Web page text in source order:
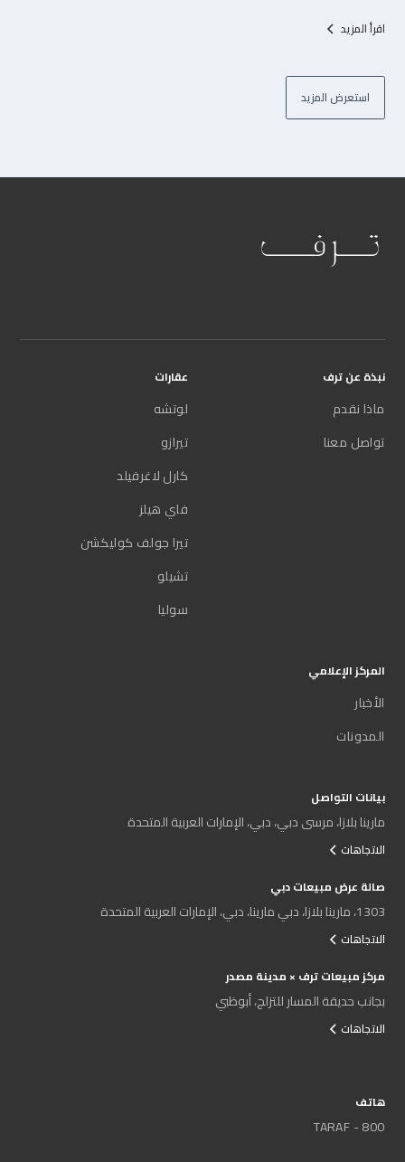
اقرأ المزيد
استعرض المزيد
نبذة عن ترف
ماذا نقدم
تواصل معنا
عقارات
لوتشه
تيرازو
كارل لاغرفيلد
فاي هيلز
تيرا جولف كوليكشن
تشيلو
سوليا
المركز الإعلامي
الأخبار
المدونات
بيانات التواصل
مارينا بلازا، مرسى دبي، دبي، الإمارات العربية المتحدة
الاتجاهات
صالة عرض مبيعات دبي
1303، مارينا بلازا، دبي مارينا، دبي، الإمارات العربية المتحدة
الاتجاهات
مركز مبيعات ترف × مدينة مصدر
بجانب حديقة المسار للتزلج، أبوظبي
الاتجاهات
هاتف
800 - TARAF